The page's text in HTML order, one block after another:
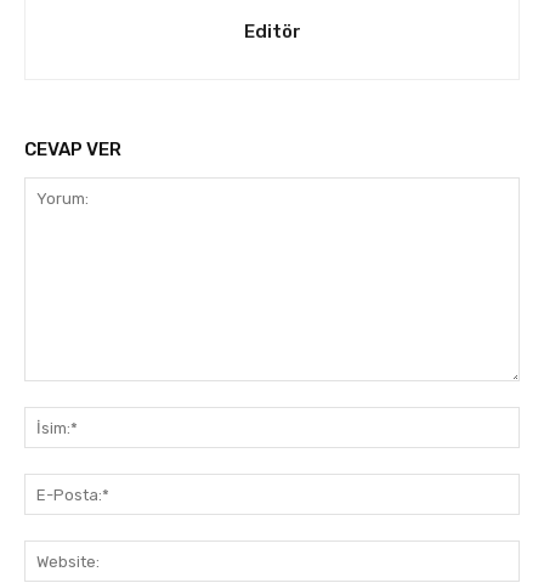
Editör
CEVAP VER